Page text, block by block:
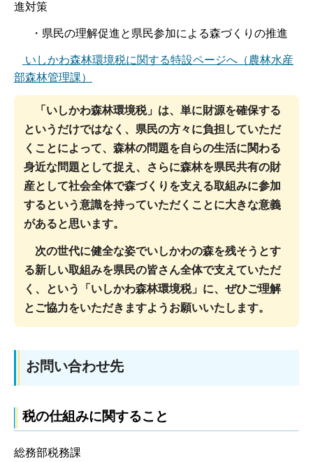
進対策
・県民の理解促進と県民参加による森づくりの推進
いしかわ森林環境税に関する特設ページへ（農林水産
部森林管理課）
「いしかわ森林環境税」は、単に財源を確保する
というだけではなく、県民の方々に負担していただ
くことによって、森林の問題を自らの生活に関わる
身近な問題として捉え、さらに森林を県民共有の財
産として社会全体で森づくりを支える取組みに参加
するという意識を持っていただくことに大きな意義
があると思います。
次の世代に健全な姿でいしかわの森を残そうとす
る新しい取組みを県民の皆さん全体で支えていただ
く、という「いしかわ森林環境税」に、ぜひご理解
とご協力をいただきますようお願いいたします。
お問い合わせ先
税の仕組みに関すること
総務部税務課